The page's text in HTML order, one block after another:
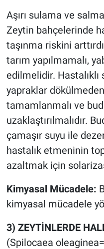
Aşırı sulama ve
Zeytin bahçelerinde
taşınma riskini
tarım yapılmamalı,
edilmelidir. Hastalıklı
yapraklar
tamamlanmalı ve
uzaklaştırılmalıdır.
çamaşır suyu ile
hastalık etmeninin
azaltmak için
Kimyasal Mücadele:
kimyasal mücadele
3) ZEYTİNLERDE
(Spilocaea